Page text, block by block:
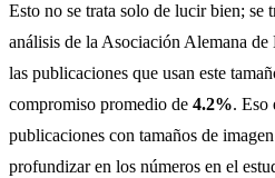
Esto no se trata solo de lucir bien; se
análisis de la Asociación Alemana
las publicaciones que usan este
compromiso promedio de 4.2%. Eso
publicaciones con tamaños de
profundizar en los números en el